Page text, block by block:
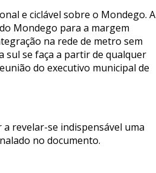
e ciclável sobre o Mondego. A
Mondego para a margem
na rede de metro sem
sul se faça a partir de qualquer
do executivo municipal de
revelar-se indispensável uma
no documento.